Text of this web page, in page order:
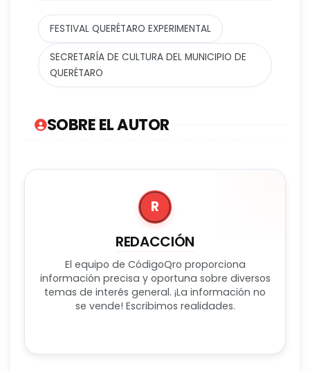
FESTIVAL QUERÉTARO EXPERIMENTAL
SECRETARÍA DE CULTURA DEL MUNICIPIO DE
QUERÉTARO
SOBRE EL AUTOR
R
REDACCIÓN
El equipo de CódigoQro proporciona
información precisa y oportuna sobre diversos
temas de interés general. ¡La información no
se vende! Escribimos realidades.